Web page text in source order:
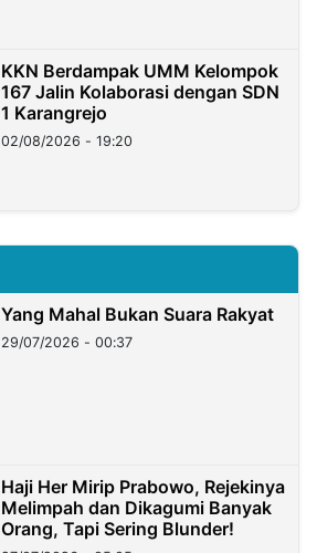
KKN Berdampak UMM Kelompok
167 Jalin Kolaborasi dengan SDN
1 Karangrejo
02/08/2026 - 19:20
Yang Mahal Bukan Suara Rakyat
29/07/2026 - 00:37
Haji Her Mirip Prabowo, Rejekinya
Melimpah dan Dikagumi Banyak
Orang, Tapi Sering Blunder!